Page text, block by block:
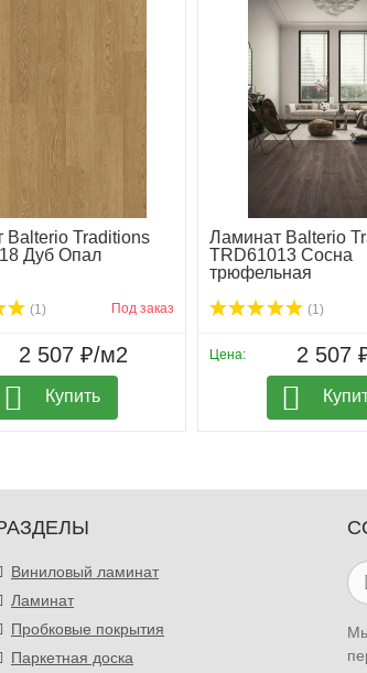
Balterio Traditions
Дуб Опал
(1) Под заказ
2 507 ₽/м2
Купить
Ламинат Balterio
TRD61013 Сосна
трюфельная
(1)
Цена: 2 507
Виниловый ламинат
Ламинат
Пробковые покрытия
Паркетная доска